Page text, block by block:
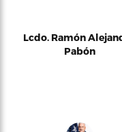
Lcdo. Ramón
Pabón